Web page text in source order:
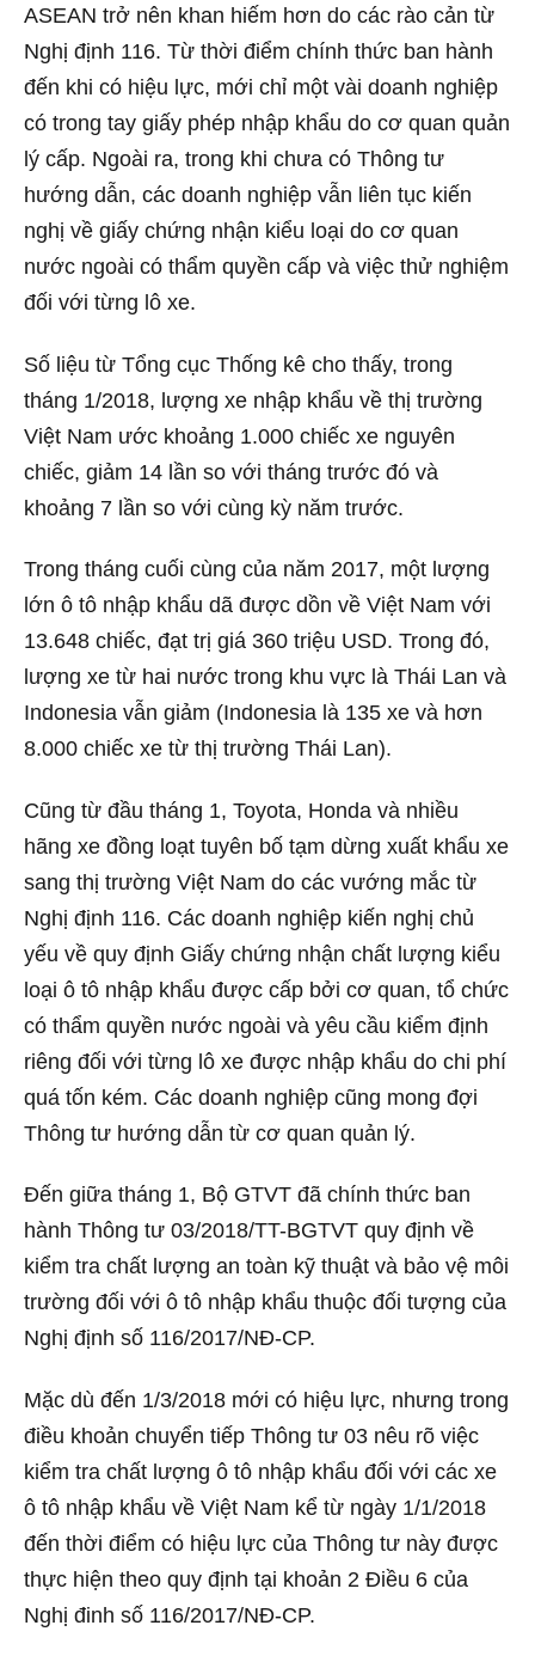
ASEAN trở nên khan hiếm hơn do các rào cản từ
Nghị định 116. Từ thời điểm chính thức ban hành
đến khi có hiệu lực, mới chỉ một vài doanh nghiệp
có trong tay giấy phép nhập khẩu do cơ quan quản
lý cấp. Ngoài ra, trong khi chưa có Thông tư
hướng dẫn, các doanh nghiệp vẫn liên tục kiến
nghị về giấy chứng nhận kiểu loại do cơ quan
nước ngoài có thẩm quyền cấp và việc thử nghiệm
đối với từng lô xe.
Số liệu từ Tổng cục Thống kê cho thấy, trong
tháng 1/2018, lượng xe nhập khẩu về thị trường
Việt Nam ước khoảng 1.000 chiếc xe nguyên
chiếc, giảm 14 lần so với tháng trước đó và
khoảng 7 lần so với cùng kỳ năm trước.
Trong tháng cuối cùng của năm 2017, một lượng
lớn ô tô nhập khẩu dã được dồn về Việt Nam với
13.648 chiếc, đạt trị giá 360 triệu USD. Trong đó,
lượng xe từ hai nước trong khu vực là Thái Lan và
Indonesia vẫn giảm (Indonesia là 135 xe và hơn
8.000 chiếc xe từ thị trường Thái Lan).
Cũng từ đầu tháng 1, Toyota, Honda và nhiều
hãng xe đồng loạt tuyên bố tạm dừng xuất khẩu xe
sang thị trường Việt Nam do các vướng mắc từ
Nghị định 116. Các doanh nghiệp kiến nghị chủ
yếu về quy định Giấy chứng nhận chất lượng kiểu
loại ô tô nhập khẩu được cấp bởi cơ quan, tổ chức
có thẩm quyền nước ngoài và yêu cầu kiểm định
riêng đối với từng lô xe được nhập khẩu do chi phí
quá tốn kém. Các doanh nghiệp cũng mong đợi
Thông tư hướng dẫn từ cơ quan quản lý.
Đến giữa tháng 1, Bộ GTVT đã chính thức ban
hành Thông tư 03/2018/TT-BGTVT quy định về
kiểm tra chất lượng an toàn kỹ thuật và bảo vệ môi
trường đối với ô tô nhập khẩu thuộc đối tượng của
Nghị định số 116/2017/NĐ-CP.
Mặc dù đến 1/3/2018 mới có hiệu lực, nhưng trong
điều khoản chuyển tiếp Thông tư 03 nêu rõ việc
kiểm tra chất lượng ô tô nhập khẩu đối với các xe
ô tô nhập khẩu về Việt Nam kể từ ngày 1/1/2018
đến thời điểm có hiệu lực của Thông tư này được
thực hiện theo quy định tại khoản 2 Điều 6 của
Nghị đinh số 116/2017/NĐ-CP.